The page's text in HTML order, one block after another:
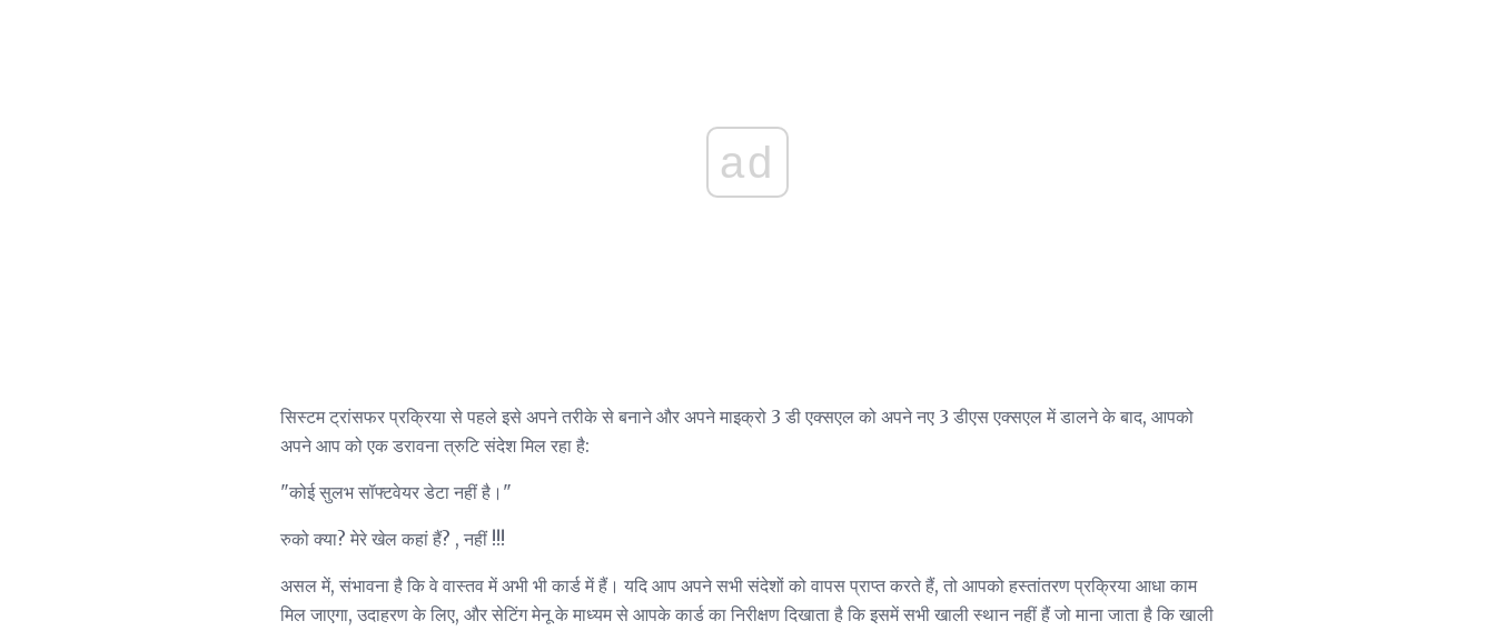
ad
सिस्टम ट्रांसफर प्रक्रिया से पहले इसे अपने तरीके से बनाने और अपने माइक्रो 3 डी एक्सएल को अपने नए 3 डीएस एक्सएल में डालने के बाद, आपको
अपने आप को एक डरावना त्रुटि संदेश मिल रहा है:
"कोई सुलभ सॉफ्टवेयर डेटा नहीं है।"
रुको क्या? मेरे खेल कहां हैं? , नहीं !!!
असल में, संभावना है कि वे वास्तव में अभी भी कार्ड में हैं। यदि आप अपने सभी संदेशों को वापस प्राप्त करते हैं, तो आपको हस्तांतरण प्रक्रिया आधा काम
मिल जाएगा, उदाहरण के लिए, और सेटिंग मेनू के माध्यम से आपके कार्ड का निरीक्षण दिखाता है कि इसमें सभी खाली स्थान नहीं हैं जो माना जाता है कि खाली